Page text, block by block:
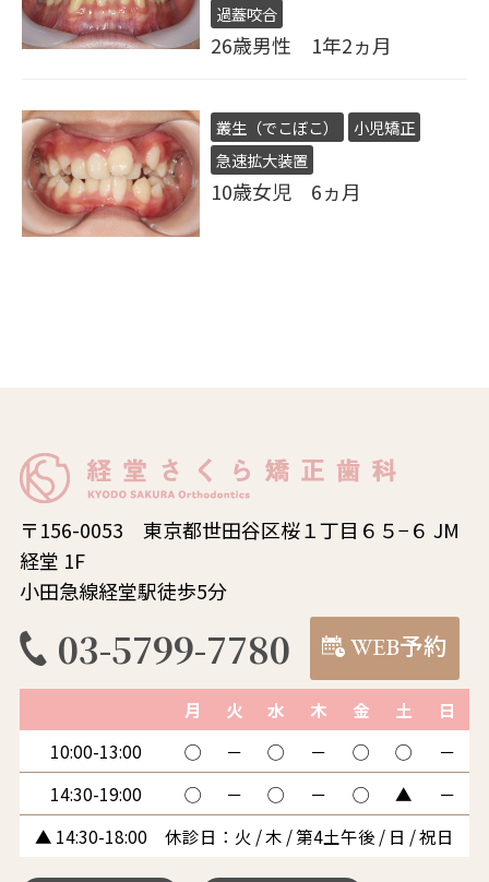
過蓋咬合
26歳男性 1年2ヵ月
叢生（でこぼこ）
小児矯正
急速拡大装置
10歳女児 6ヵ月
〒156-0053 東京都世田谷区桜１丁目６５−６ JM
経堂 1F
小田急線経堂駅徒歩5分
03-5799-7780 WEB予約
月 火 水 木 金 土
日
10:00-13:00
◯ － ◯ － ◯ ◯
－
14:30-19:00
◯ － ◯ － ◯ ▲
－
▲ 14:30-18:00 休診日：火 / 木 / 第4土午後 / 日 / 祝日